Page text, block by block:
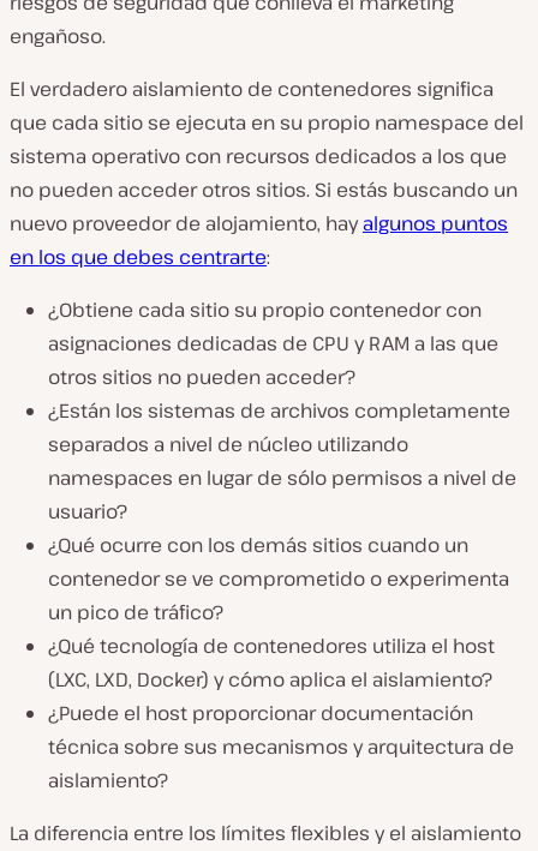
engañoso.
El verdadero aislamiento de contenedores significa
que cada sitio se ejecuta en su propio namespace del
sistema operativo con recursos dedicados a los que
no pueden acceder otros sitios. Si estás buscando un
nuevo proveedor de alojamiento, hayalgunos puntos
en los que debes centrarte:
¿Obtiene cada sitio su propio contenedor con
asignaciones dedicadas de CPU y RAM a las que
otros sitios no pueden acceder?
¿Están los sistemas de archivos completamente
separados a nivel de núcleo utilizando
namespaces en lugar de sólo permisos a nivel de
usuario?
¿Qué ocurre con los demás sitios cuando un
contenedor se ve comprometido o experimenta
un pico de tráfico?
¿Qué tecnología de contenedores utiliza el host
(LXC, LXD, Docker) y cómo aplica el aislamiento?
¿Puede el host proporcionar documentación
técnica sobre sus mecanismos y arquitectura de
aislamiento?
La diferencia entre los límites flexibles y el aislamiento